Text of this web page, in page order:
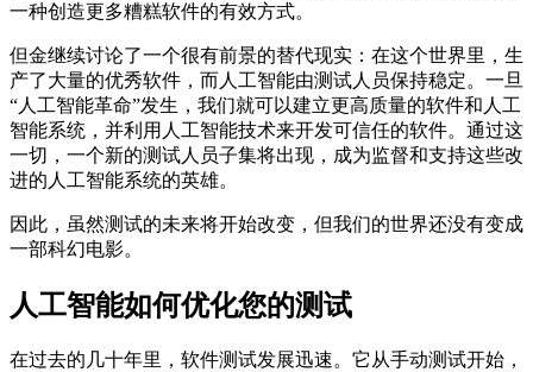
一种创造更多糟糕软件的有效方式。
但金继续讨论了一个很有前景的替代现实：在这个世界里，生
产了大量的优秀软件，而人工智能由测试人员保持稳定。一旦
“人工智能革命”发生，我们就可以建立更高质量的软件和人工
智能系统，并利用人工智能技术来开发可信任的软件。通过这
一切，一个新的测试人员子集将出现，成为监督和支持这些改
进的人工智能系统的英雄。
因此，虽然测试的未来将开始改变，但我们的世界还没有变成
一部科幻电影。
人工智能如何优化您的测试
在过去的几十年里，软件测试发展迅速。它从手动测试开始，